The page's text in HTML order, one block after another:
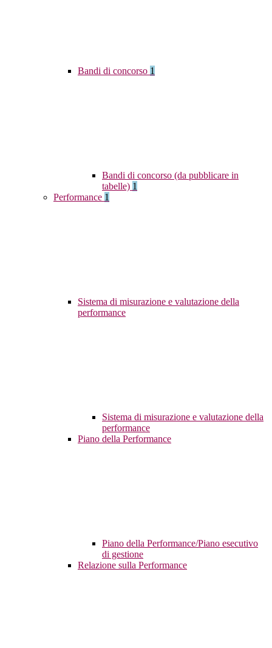
Bandi di concorso 1
Bandi di concorso (da pubblicare in
tabelle) 1
Performance 1
Sistema di misurazione e valutazione della
performance
Sistema di misurazione e valutazione della
performance
Piano della Performance
Piano della Performance/Piano esecutivo
di gestione
Relazione sulla Performance